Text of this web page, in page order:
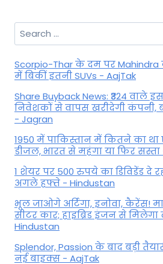
Search
for:
Scorpio-Thar के दम पर
में बिकीं इतनी SUVs - AajTak
Share Buyback News: ₹324
निवेशकों से वापस खरीदेगी कंपनी,
- Jagran
1950 में पाकिस्तान में कितने का
डीजल, भारत से महंगा या फिर सस्ता
1 शेयर पर 500 रुपये का डिविडेंड दे
अगले हफ्ते - Hindustan
भूल जाओगे अर्टिगा, इनोवा, कैरेंस!
सीटर कार; हाइब्रिड इंजन से
Hindustan
Splendor, Passion के बाद बड़ी
नई बाइक्स - AajTak